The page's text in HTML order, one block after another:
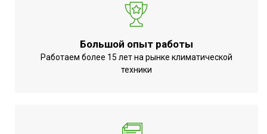
1/2
Ширина упаковки товара
54
Нет
Нет
Большой опыт работы
Работаем более 15 лет на рынке климатической
техники